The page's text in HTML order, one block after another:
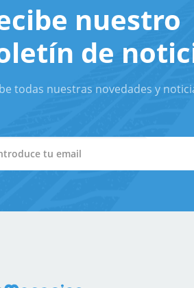
nuestro
de
todas nuestras novedades y